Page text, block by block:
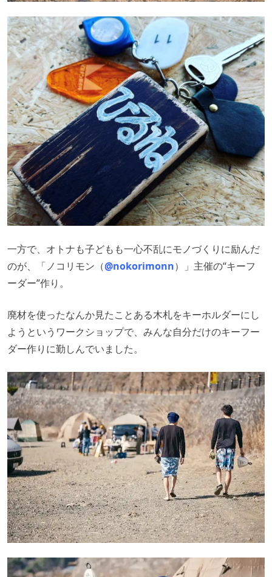
一方で、オトナも子どもも一心不乱にモノづくりに励んだ
のが、「ノコリモン（@nokorimonn）」主催の“キーフ
ーダー”作り。
廃材を使ったなんか見たことある木札をキーホルダーにし
ようというワークショップで、みんな自分だけのキーフー
ダー作りに勤しんでいました。